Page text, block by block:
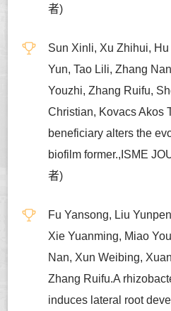
者)
Sun Xinli, Xu Zhihui,
Yun, Tao Lili, Zhang
Youzhi, Zhang Ruifu,
Christian, Kovacs Akos
beneficiary alters the
biofilm former.,ISME
者)
Fu Yansong, Liu
Xie Yuanming, Miao
Nan, Xun Weibing,
Zhang Ruifu.A
induces lateral root